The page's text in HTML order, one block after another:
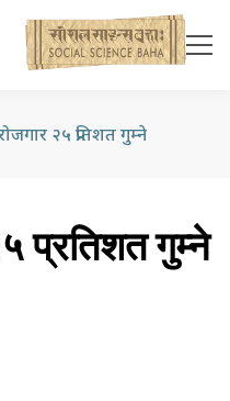
२५ प्रतिशत गुम्‍ने
प्रतिशत गुम्‍ने